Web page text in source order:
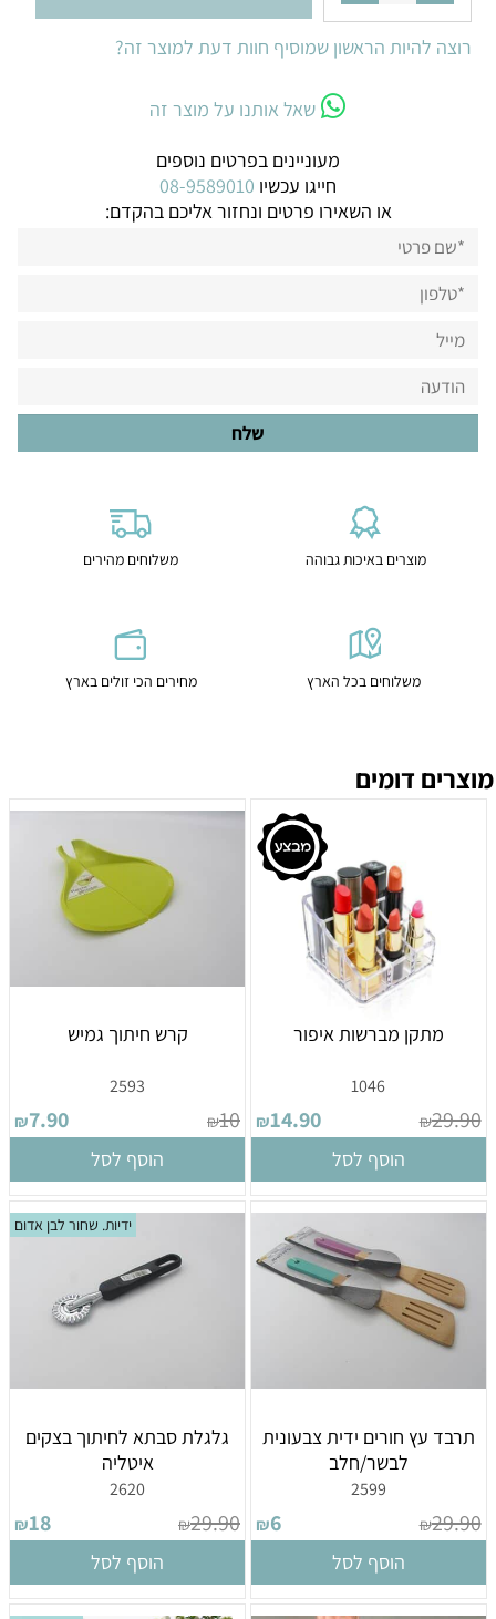
רוצה להיות הראשון שמוסיף חוות דעת למוצר זה?
שאל אותנו על מוצר זה
מעוניינים בפרטים נוספים
חייגו עכשיו 08-9589010
או השאירו פרטים ונחזור אליכם בהקדם:
מוצרים באיכות גבוהה משלוחים מהירים
משלוחים בכל הארץ מחירים הכי זולים בארץ
מוצרים דומים
מתקן מברשות איפור
1046
₪29.90
₪14.90
הוסף לסל
קרש חיתוך גמיש
2593
₪10
₪7.90
הוסף לסל
תרבד עץ חורים ידית צבעונית
לבשר/חלב
2599
₪29.90
₪6
הוסף לסל
ידיות. שחור לבן אדום
גלגלת סבתא לחיתוך בצקים
איטליה
2620
₪29.90
₪18
הוסף לסל